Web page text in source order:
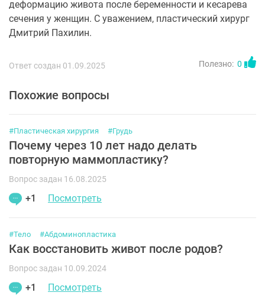
деформацию живота после беременности и кесарева
сечения у женщин. С уважением, пластический хирург
Дмитрий Пахилин.
Ответ создан 01.09.2025 Полезно: 0
Похожие вопросы
#Пластическая хирургия #Грудь
Почему через 10 лет надо делать
повторную маммопластику?
Вопрос задан 16.08.2025
+1 Посмотреть
#Тело #Абдоминопластика
Как восстановить живот после родов?
Вопрос задан 10.09.2024
+1 Посмотреть